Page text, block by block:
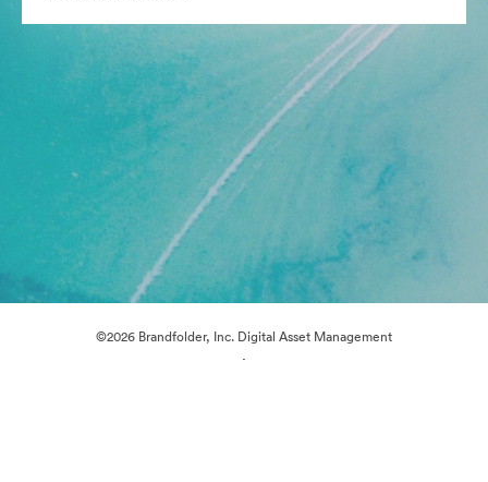
©2026 Brandfolder, Inc. Digital Asset Management
·